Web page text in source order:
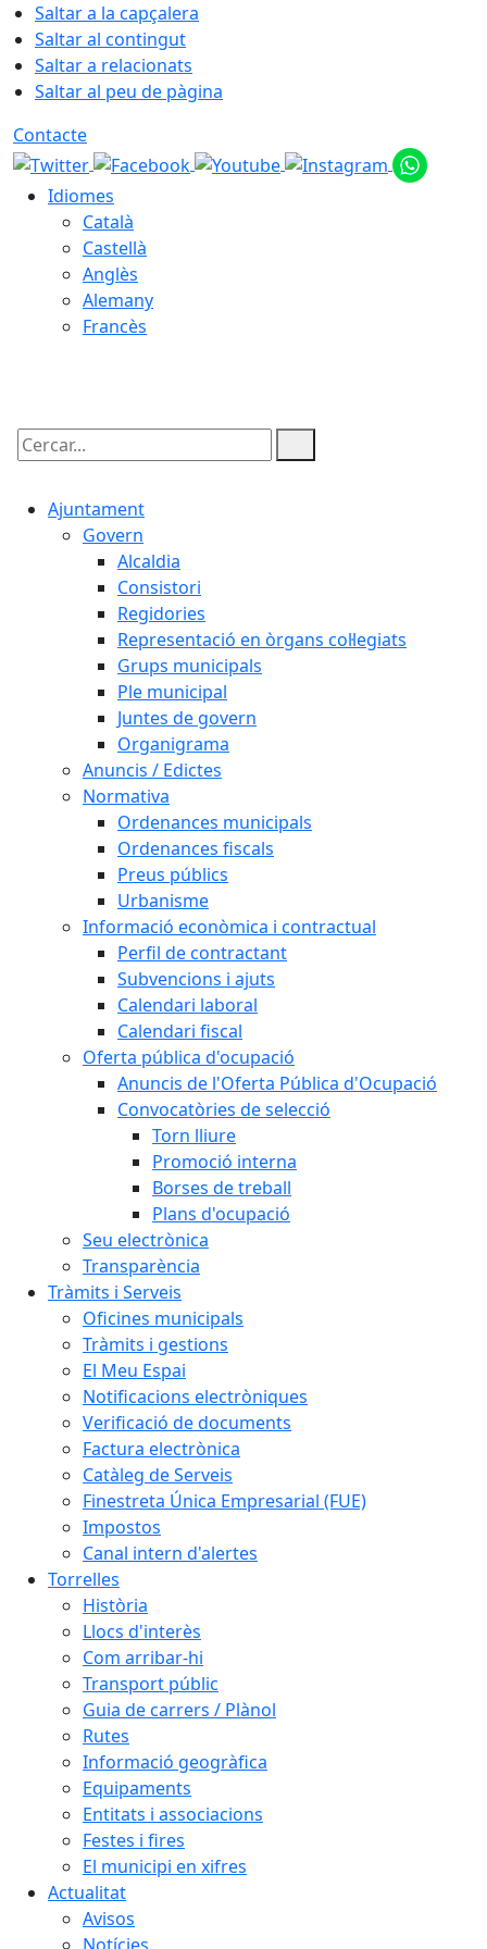
Saltar a la capçalera
Saltar al contingut
Saltar a relacionats
Saltar al peu de pàgina
Contacte
Idiomes
Català
Castellà
Anglès
Alemany
Francès
Cercar:
Ajuntament
Govern
Alcaldia
Consistori
Regidories
Representació en òrgans col·legiats
Grups municipals
Ple municipal
Juntes de govern
Organigrama
Anuncis / Edictes
Normativa
Ordenances municipals
Ordenances fiscals
Preus públics
Urbanisme
Informació econòmica i contractual
Perfil de contractant
Subvencions i ajuts
Calendari laboral
Calendari fiscal
Oferta pública d'ocupació
Anuncis de l'Oferta Pública d'Ocupació
Convocatòries de selecció
Torn lliure
Promoció interna
Borses de treball
Plans d'ocupació
Seu electrònica
Transparència
Tràmits i Serveis
Oficines municipals
Tràmits i gestions
El Meu Espai
Notificacions electròniques
Verificació de documents
Factura electrònica
Catàleg de Serveis
Finestreta Única Empresarial (FUE)
Impostos
Canal intern d'alertes
Torrelles
Història
Llocs d'interès
Com arribar-hi
Transport públic
Guia de carrers / Plànol
Rutes
Informació geogràfica
Equipaments
Entitats i associacions
Festes i fires
El municipi en xifres
Actualitat
Avisos